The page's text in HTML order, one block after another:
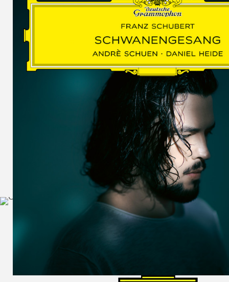
SCHUMANN
WOLF
MARTIN
SCHUMANN,
LIEDERKREIS
OP. 24
SECHS
MONOLOGE
AUS
JEDERMANN
GESÄNGE